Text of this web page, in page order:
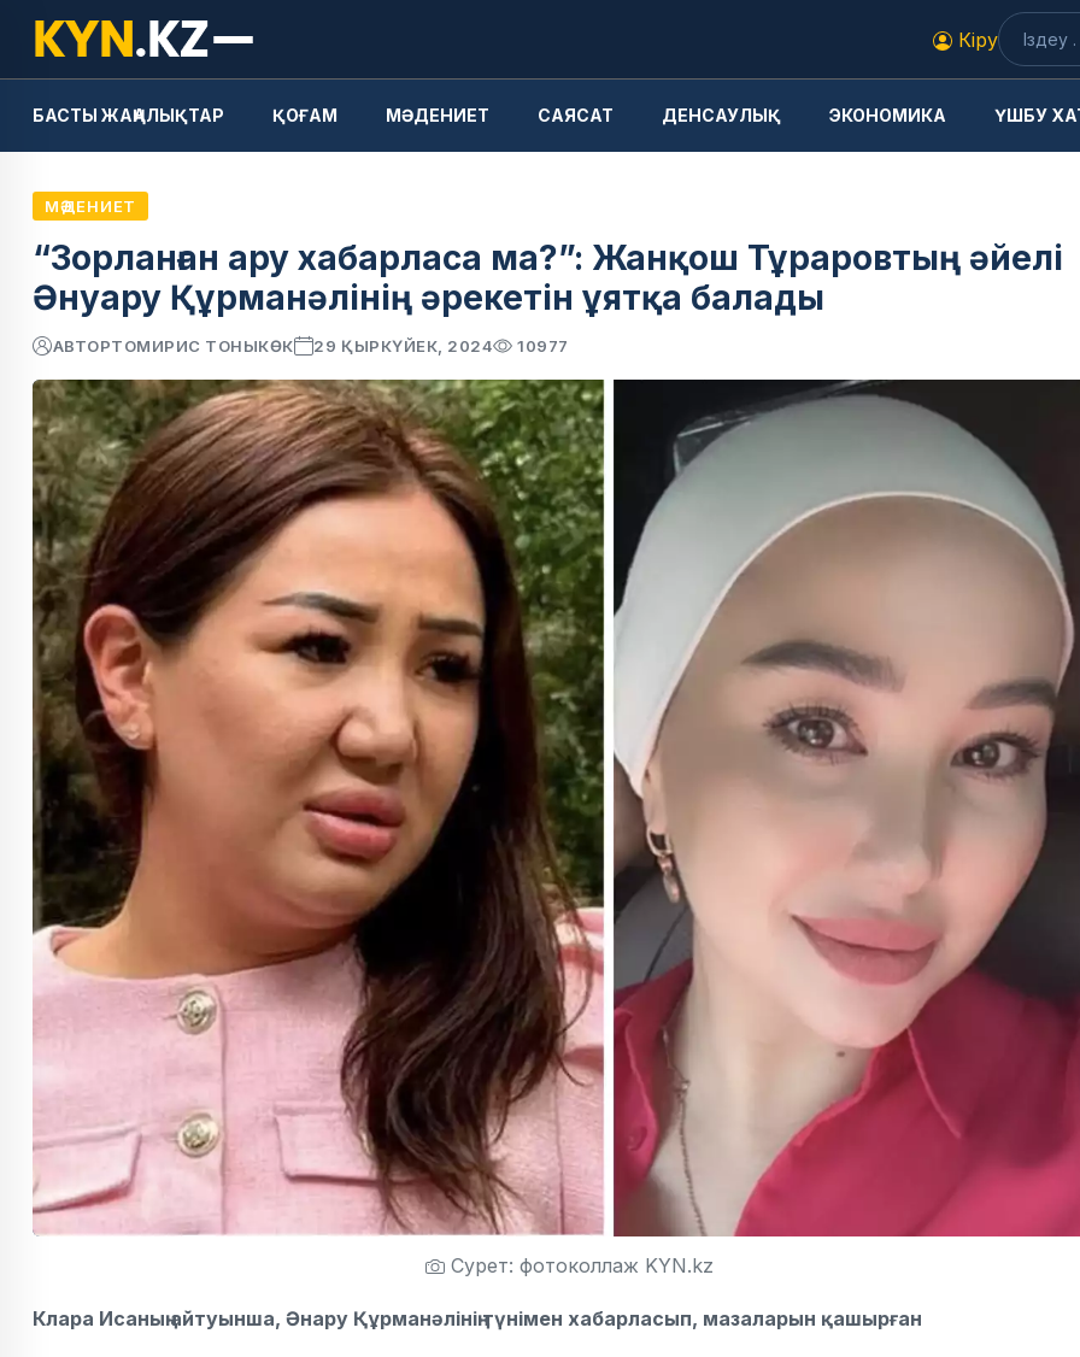
Кіру
БАСТЫ ЖАҢАЛЫҚТАР ҚОҒАМ МӘДЕНИЕТ САЯСАТ ДЕНСАУЛЫҚ ЭКОНОМИКА ҮШБУ
МӘДЕНИЕТ
“Зорланған ару хабарласа ма?”: Жанқош Тұраровтың әйелі
Әнуару Құрманәлінің әрекетін ұятқа балады
АВТОРТОМИРИС ТОНЫКӨК 29 ҚЫРКҮЙЕК, 2024 10977
Сурет: фотоколлаж KYN.kz
Клара Исаның айтуынша, Әнару Құрманәлінің түнімен хабарласып, мазаларын қашырған